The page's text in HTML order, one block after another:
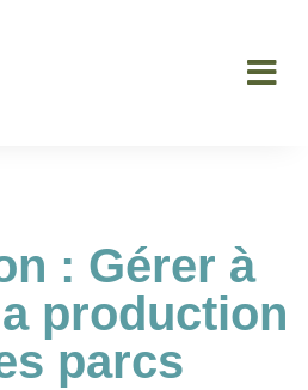
: Gérer à
production
parcs